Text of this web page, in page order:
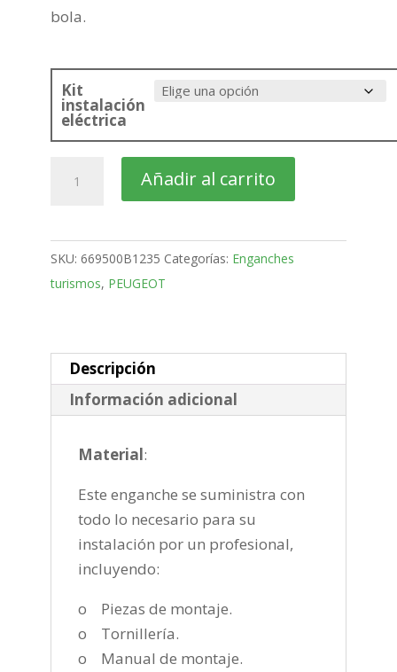
bola.
Kit
instalación
eléctrica
3008
Bola
fija
de
Añadir al carrito
SKU: 669500B1235 Categorías: Enganches
turismos, PEUGEOT
Descripción
Información adicional
Material:
Este enganche se suministra con
todo lo necesario para su
instalación por un profesional,
incluyendo:
o Piezas de montaje.
o Tornillería.
o Manual de montaje.